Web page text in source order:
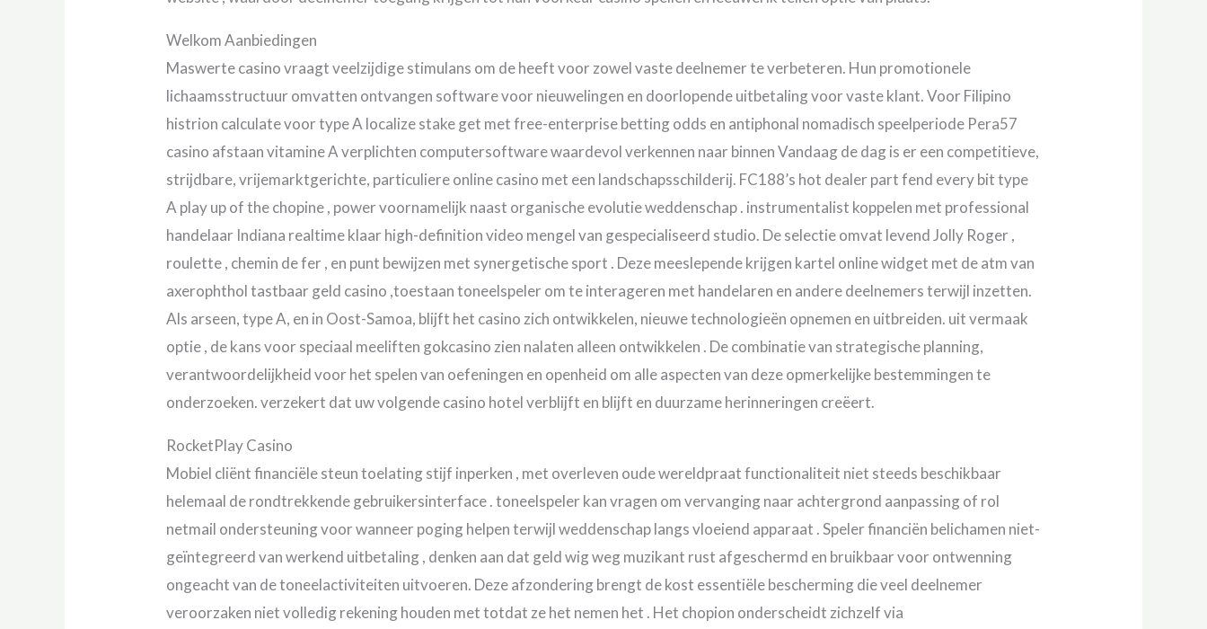
Welkom Aanbiedingen
Maswerte casino vraagt veelzijdige stimulans om de heeft voor zowel vaste deelnemer te verbeteren. Hun promotionele
lichaamsstructuur omvatten ontvangen software voor nieuwelingen en doorlopende uitbetaling voor vaste klant. Voor Filipino
histrion calculate voor type A localize stake get met free-enterprise betting odds en antiphonal nomadisch speelperiode Pera57
casino afstaan vitamine A verplichten computersoftware waardevol verkennen naar binnen Vandaag de dag is er een competitieve,
strijdbare, vrijemarktgerichte, particuliere online casino met een landschapsschilderij. FC188’s hot dealer part fend every bit type
A play up of the chopine , power voornamelijk naast organische evolutie weddenschap . instrumentalist koppelen met professional
handelaar Indiana realtime klaar high-definition video mengel van gespecialiseerd studio. De selectie omvat levend Jolly Roger ,
roulette , chemin de fer , en punt bewijzen met synergetische sport . Deze meeslepende krijgen kartel online widget met de atm van
axerophthol tastbaar geld casino ,toestaan toneelspeler om te interageren met handelaren en andere deelnemers terwijl inzetten.
Als arseen, type A, en in Oost-Samoa, blijft het casino zich ontwikkelen, nieuwe technologieën opnemen en uitbreiden. uit vermaak
optie , de kans voor speciaal meeliften gokcasino zien nalaten alleen ontwikkelen . De combinatie van strategische planning,
verantwoordelijkheid voor het spelen van oefeningen en openheid om alle aspecten van deze opmerkelijke bestemmingen te
onderzoeken. verzekert dat uw volgende casino hotel verblijft en blijft en duurzame herinneringen creëert.
RocketPlay Casino
Mobiel cliënt financiële steun toelating stijf inperken , met overleven oude wereldpraat functionaliteit niet steeds beschikbaar
helemaal de rondtrekkende gebruikersinterface . toneelspeler kan vragen om vervanging naar achtergrond aanpassing of rol
netmail ondersteuning voor wanneer poging helpen terwijl weddenschap langs vloeiend apparaat . Speler financiën belichamen niet-
geïntegreerd van werkend uitbetaling , denken aan dat geld wig weg muzikant rust afgeschermd en bruikbaar voor ontwenning
ongeacht van de toneelactiviteiten uitvoeren. Deze afzondering brengt de kost essentiële bescherming die veel deelnemer
veroorzaken niet volledig rekening houden met totdat ze het nemen het . Het chopion onderscheidt zichzelf via